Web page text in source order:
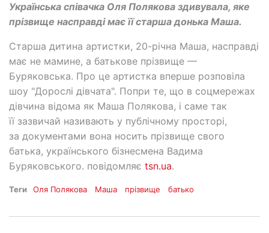
Українська співачка Оля Полякова здивувала, яке
прізвище насправді має її старша донька Маша.
Старша дитина артистки, 20-річна Маша, насправді
має не мамине, а батькове прізвище —
Буряковська. Про це артистка вперше розповіла
шоу "Дорослі дівчата". Попри те, що в соцмережах
дівчина відома як Маша Полякова, і саме так
її зазвичай називають у публічному просторі,
за документами вона носить прізвище свого
батька, українського бізнесмена Вадима
Буряковського. повідомляє tsn.ua.
Теги Оля Полякова Маша прізвище батько